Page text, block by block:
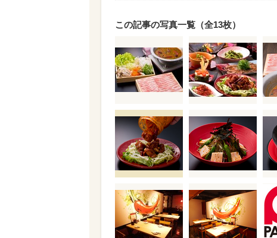
この記事の写真一覧（全13枚）